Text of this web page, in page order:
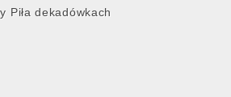
Piła dekadówkach